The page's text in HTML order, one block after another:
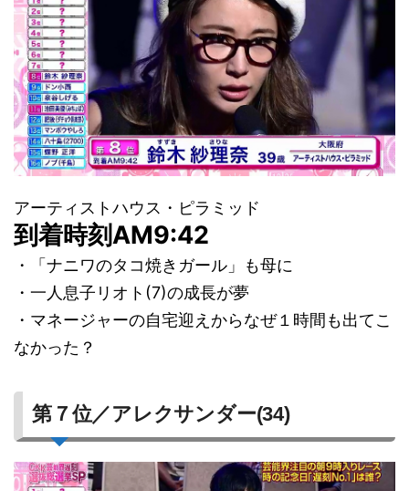
アーティストハウス・ピラミッド
到着時刻AM9:42
・「ナニワのタコ焼きガール」も母に
・一人息子リオト(7)の成長が夢
・マネージャーの自宅迎えからなぜ１時間も出てこ
なかった？
第７位／アレクサンダー(34)